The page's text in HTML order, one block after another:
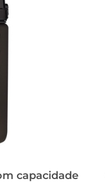
capacidade